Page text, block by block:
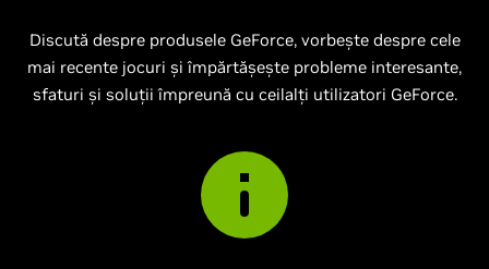
Discută despre produsele GeForce, vorbește despre cele
mai recente jocuri și împărtășește probleme interesante,
sfaturi și soluții împreună cu ceilalți utilizatori GeForce.